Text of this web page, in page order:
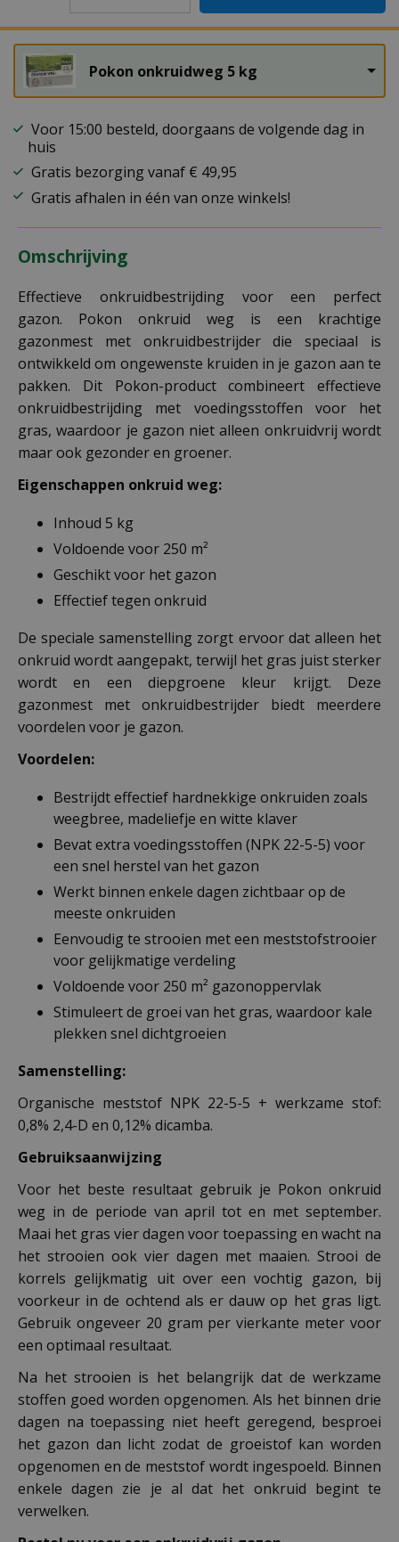
Pokon onkruidweg 5 kg
Voor 15:00 besteld, doorgaans de volgende dag in
huis
Gratis bezorging vanaf € 49,95
Gratis afhalen in één van onze winkels!
Omschrijving
Effectieve onkruidbestrijding voor een perfect
gazon. Pokon onkruid weg is een krachtige
gazonmest met onkruidbestrijder die speciaal is
ontwikkeld om ongewenste kruiden in je gazon aan te
pakken. Dit Pokon-product combineert effectieve
onkruidbestrijding met voedingsstoffen voor het
gras, waardoor je gazon niet alleen onkruidvrij wordt
maar ook gezonder en groener.
Eigenschappen onkruid weg:
Inhoud 5 kg
Voldoende voor 250 m²
Geschikt voor het gazon
Effectief tegen onkruid
De speciale samenstelling zorgt ervoor dat alleen het
onkruid wordt aangepakt, terwijl het gras juist sterker
wordt en een diepgroene kleur krijgt. Deze
gazonmest met onkruidbestrijder biedt meerdere
voordelen voor je gazon.
Voordelen:
Bestrijdt effectief hardnekkige onkruiden zoals
weegbree, madeliefje en witte klaver
Bevat extra voedingsstoffen (NPK 22-5-5) voor
een snel herstel van het gazon
Werkt binnen enkele dagen zichtbaar op de
meeste onkruiden
Eenvoudig te strooien met een meststofstrooier
voor gelijkmatige verdeling
Voldoende voor 250 m² gazonoppervlak
Stimuleert de groei van het gras, waardoor kale
plekken snel dichtgroeien
Samenstelling:
Organische meststof NPK 22-5-5 + werkzame stof:
0,8% 2,4-D en 0,12% dicamba.
Gebruiksaanwijzing
Voor het beste resultaat gebruik je Pokon onkruid
weg in de periode van april tot en met september.
Maai het gras vier dagen voor toepassing en wacht na
het strooien ook vier dagen met maaien. Strooi de
korrels gelijkmatig uit over een vochtig gazon, bij
voorkeur in de ochtend als er dauw op het gras ligt.
Gebruik ongeveer 20 gram per vierkante meter voor
een optimaal resultaat.
Na het strooien is het belangrijk dat de werkzame
stoffen goed worden opgenomen. Als het binnen drie
dagen na toepassing niet heeft geregend, besproei
het gazon dan licht zodat de groeistof kan worden
opgenomen en de meststof wordt ingespoeld. Binnen
enkele dagen zie je al dat het onkruid begint te
verwelken.